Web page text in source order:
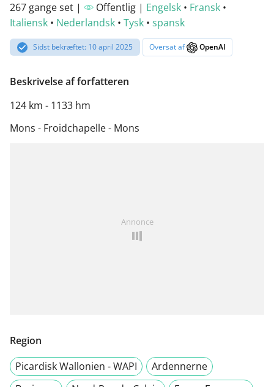
267 gange set | Offentlig | Engelsk • Fransk •
Italiensk • Nederlandsk • Tysk • spansk
Sidst bekræftet: 10 april 2025 Oversat af OpenAI
Beskrivelse af forfatteren
124 km - 1133 hm
Mons - Froidchapelle - Mons
Annonce
Region
Picardisk Wallonien - WAPI
Ardennerne